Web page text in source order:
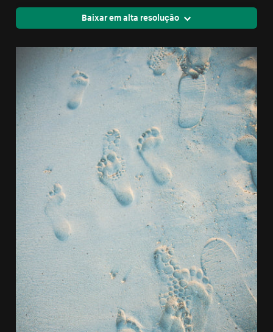
Baixar em alta resolução